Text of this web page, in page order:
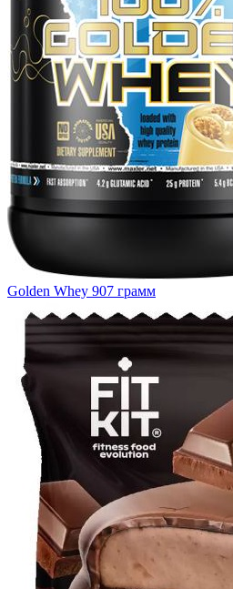
Golden Whey 907 грамм